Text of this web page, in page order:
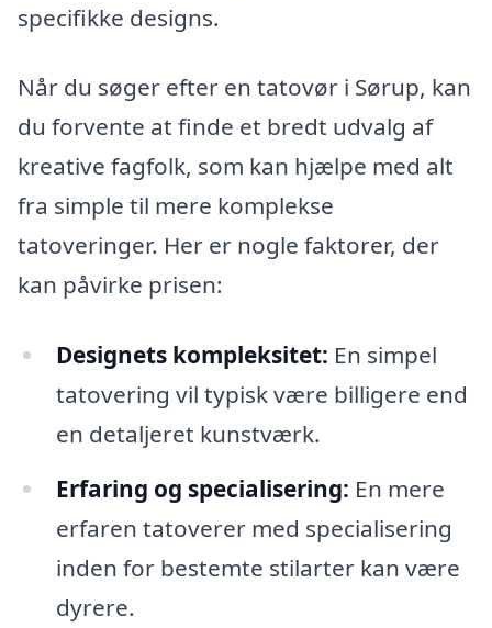
specifikke designs.
Når du søger efter en tatovør i Sørup, kan
du forvente at finde et bredt udvalg af
kreative fagfolk, som kan hjælpe med alt
fra simple til mere komplekse
tatoveringer. Her er nogle faktorer, der
kan påvirke prisen:
Designets kompleksitet: En simpel
tatovering vil typisk være billigere end
en detaljeret kunstværk.
Erfaring og specialisering: En mere
erfaren tatoverer med specialisering
inden for bestemte stilarter kan være
dyrere.